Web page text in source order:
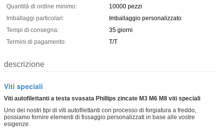
Quantità di ordine minimo:
10000 pezzi
Imballaggi particolari:
Imballaggio personalizzato
Tempi di consegna:
35 giorni
Termini di pagamento:
T/T
descrizione
Viti speciali
Viti autofilettanti a testa svasata Phillips zincate M3 M6 M8 viti speciali
Uno dei nostri tipi di viti autofilettanti con processo di forgiatura a freddo,
possiamo fornire elementi di fissaggio personalizzati in base alle vostre
esigenze.